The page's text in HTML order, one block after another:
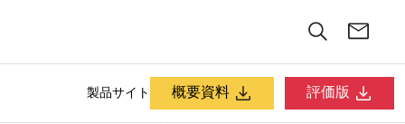
製品サイト 概要資料 評価版